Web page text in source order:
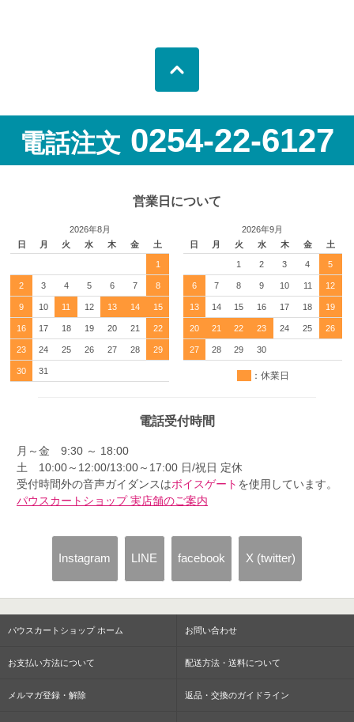
電話注文 0254-22-6127
営業日について
2026年8月
日
月 火 水 木 金 土
1
2 3 4 5 6 7 8
9 10 11 12 13 14 15
16 17 18 19 20 21 22
23 24 25 26 27 28 29
30 31
2026年9月
日
月 火 水 木 金 土
1 2 3 4 5
6 7 8 9 10 11 12
13 14 15 16 17 18 19
20 21 22 23 24 25 26
27 28 29 30
：休業日
電話受付時間
月～金 9:30 ～ 18:00
土 10:00～12:00/13:00～17:00 日/祝日 定休
受付時間外の音声ガイダンスはボイスゲート を使用しています。
パウスカートショップ 実店舗のご案内
Instagram LINE facebook X (twitter)
パウスカートショップ ホーム お問い合わせ
お支払い方法について 配送方法・送料について
メルマガ登録・解除 返品・交換のガイドライン